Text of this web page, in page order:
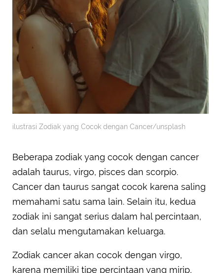
ilustrasi Zodiak yang Cocok dengan Cancer/unsplash
Beberapa zodiak yang cocok dengan cancer
adalah taurus, virgo, pisces dan scorpio.
Cancer dan taurus sangat cocok karena saling
memahami satu sama lain. Selain itu, kedua
zodiak ini sangat serius dalam hal percintaan,
dan selalu mengutamakan keluarga.
Zodiak cancer akan cocok dengan virgo,
karena memiliki tipe percintaan yang mirip,